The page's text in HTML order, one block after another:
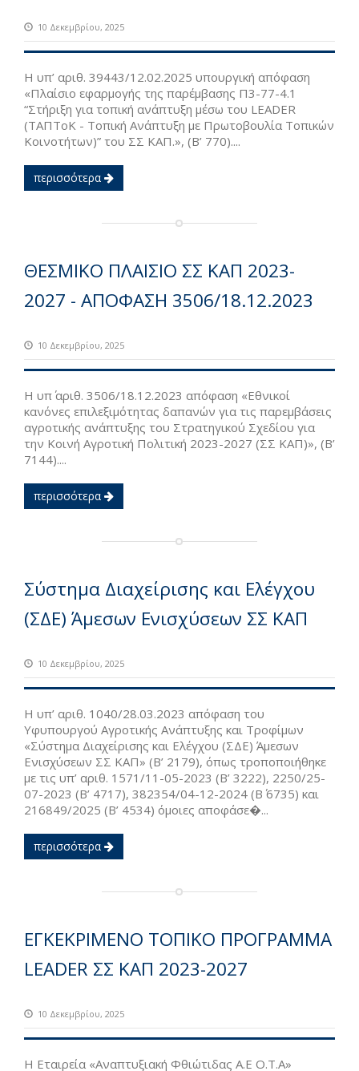
10 Δεκεμβρίου, 2025
H υπ’ αριθ. 39443/12.02.2025 υπουργική απόφαση
«Πλαίσιο εφαρμογής της παρέμβασης Π3-77-4.1
“Στήριξη για τοπική ανάπτυξη μέσω του LEADER
(ΤΑΠΤοΚ - Τοπική Ανάπτυξη με Πρωτοβουλία Τοπικών
Κοινοτήτων)” του ΣΣ ΚΑΠ.», (B’ 770)....
περισσότερα
ΘΕΣΜΙΚΟ ΠΛΑΙΣΙΟ ΣΣ ΚΑΠ 2023-
2027 - ΑΠΟΦΑΣΗ 3506/18.12.2023
10 Δεκεμβρίου, 2025
Η υπ΄ αριθ. 3506/18.12.2023 απόφαση «Εθνικοί
κανόνες επιλεξιμότητας δαπανών για τις παρεμβάσεις
αγροτικής ανάπτυξης του Στρατηγικού Σχεδίου για
την Κοινή Αγροτική Πολιτική 2023-2027 (ΣΣ ΚΑΠ)», (Β’
7144)....
περισσότερα
Σύστημα Διαχείρισης και Ελέγχου
(ΣΔΕ) Άμεσων Ενισχύσεων ΣΣ ΚΑΠ
10 Δεκεμβρίου, 2025
H υπ’ αριθ. 1040/28.03.2023 απόφαση του
Υφυπουργού Αγροτικής Ανάπτυξης και Τροφίμων
«Σύστημα Διαχείρισης και Ελέγχου (ΣΔΕ) Άμεσων
Ενισχύσεων ΣΣ ΚΑΠ» (Β’ 2179), όπως τροποποιήθηκε
με τις υπ’ αριθ. 1571/11-05-2023 (Β’ 3222), 2250/25-
07-2023 (Β’ 4717), 382354/04-12-2024 (Β΄ 6735) και
216849/2025 (Β’ 4534) όμοιες αποφάσε�...
περισσότερα
ΕΓΚΕΚΡΙΜΕΝΟ ΤΟΠΙΚΟ ΠΡΟΓΡΑΜΜΑ
LEADER ΣΣ ΚΑΠ 2023-2027
10 Δεκεμβρίου, 2025
Η Εταιρεία «Αναπτυξιακή Φθιώτιδας Α.Ε Ο.Τ.Α»